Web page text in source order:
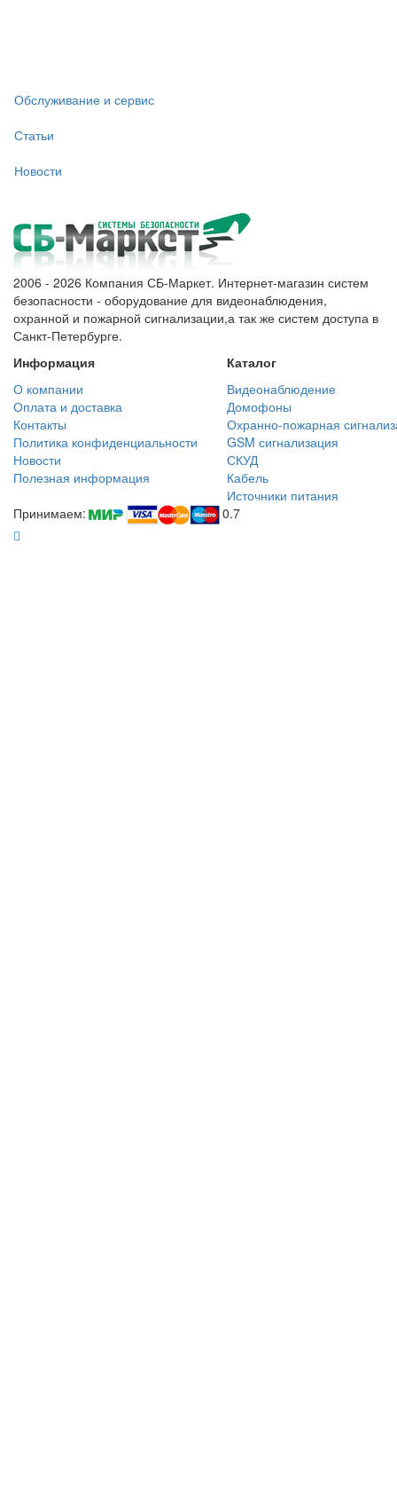
Обслуживание и сервис
Статьи
Новости
2006 - 2026 Компания СБ-Маркет. Интернет-магазин систем
безопасности - оборудование для видеонаблюдения,
охранной и пожарной сигнализации,а так же систем доступа в
Санкт-Петербурге.
Информация
Каталог
О компании
Видеонаблюдение
Оплата и доставка
Домофоны
Контакты
Охранно-пожарная
Политика конфиденциальности
GSM сигнализация
Новости
СКУД
Полезная информация
Кабель
Источники питания
Принимаем:
0.7